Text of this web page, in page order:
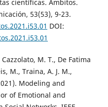
científicas. Ámbitos.
53(53), 9-23.
DOI:
M. T., De Fatima
M., Traina, A. J. M.,
Modeling and
of Emotional and